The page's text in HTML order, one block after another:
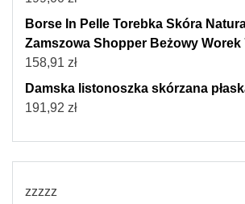
Borse In Pelle Torebka Skóra
Zamszowa Shopper Beżowy Worek
158,91 zł
Damska listonoszka skórzana
191,92 zł
zzzzz